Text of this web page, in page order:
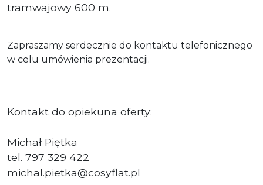
tramwajowy 600 m.
Zapraszamy serdecznie do kontaktu telefonicznego
w celu umówienia prezentacji.
Kontakt do opiekuna oferty:
Michał Piętka
tel. 797 329 422
michal.pietka@cosyflat.pl